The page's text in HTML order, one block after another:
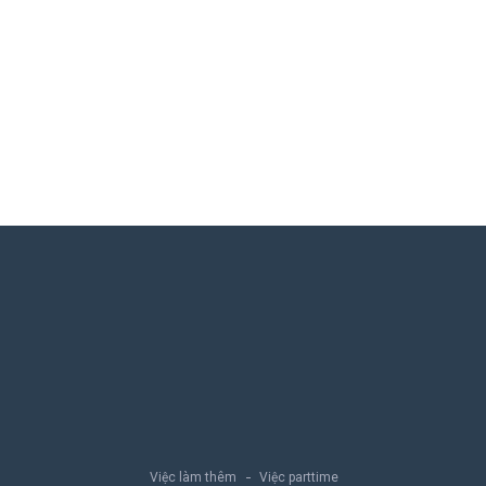
Việc làm thêm Việc parttime